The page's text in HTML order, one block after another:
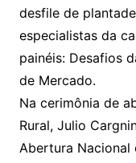
desfile de
especialistas da
painéis: Desafios
de Mercado.
Na cerimônia de
Rural, Julio
Abertura Nacional